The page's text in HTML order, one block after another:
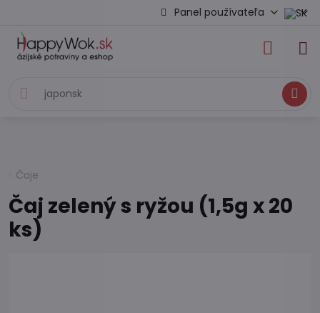
Panel používateľa
Hľadať
Čaje
Čaj zelený s ryžou (1,5g x 20
ks)